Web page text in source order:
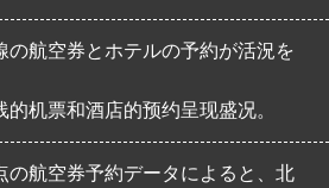
の航空券とホテルの予約が活況を
机票和酒店的预约呈现盛况。
の航空券予約データによると、北